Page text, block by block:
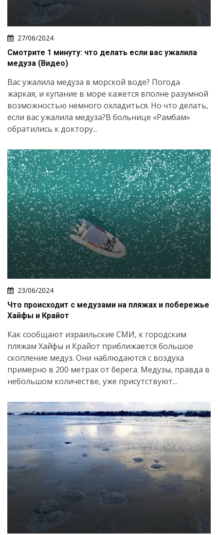
27/06/2024
Смотрите 1 минуту: что делать если вас ужалила
медуза (Видео)
Вас ужалила медуза в морской воде? Погода
жаркая, и купание в море кажется вполне разумной
возможностью немного охладиться. Но что делать,
если вас ужалила медуза?В больнице «Рамбам»
обратились к доктору...
23/06/2024
Что происходит с медузами на пляжах и побережье
Хайфы и Крайот
Как сообщают израильские СМИ, к городским
пляжам Хайфы и Крайот приближается большое
скопление медуз. Они наблюдаются с воздуха
примерно в 200 метрах от берега. Медузы, правда в
небольшом количестве, уже присутствуют...